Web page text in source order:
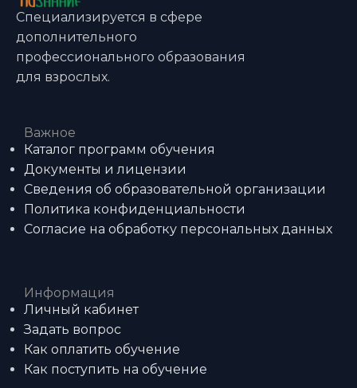
Специализируется в сфере
дополнительного
профессионального образования
для взрослых.
Важное
Каталог программ обучения
Документы и лицензии
Сведения об образовательной организации
Политика конфиденциальности
Согласие на обработку персональных данных
Информация
Личный кабинет
Задать вопрос
Как оплатить обучение
Как поступить на обучение